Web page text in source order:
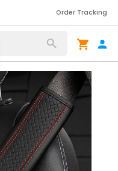
Order Tracking